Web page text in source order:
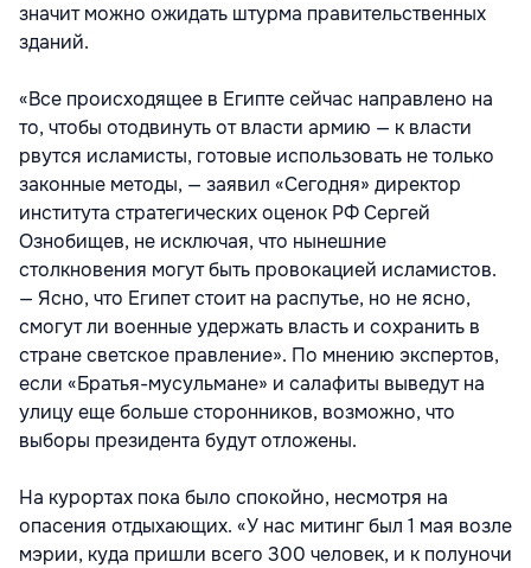
значит можно ожидать штурма правительственных
зданий.
«Все происходящее в Египте сейчас направлено на
то, чтобы отодвинуть от власти армию — к власти
рвутся исламисты, готовые использовать не только
законные методы, — заявил «Сегодня» директор
института стратегических оценок РФ Сергей
Ознобищев, не исключая, что нынешние
столкновения могут быть провокацией исламистов.
— Ясно, что Египет стоит на распутье, но не ясно,
смогут ли военные удержать власть и сохранить в
стране светское правление». По мнению экспертов,
если «Братья-мусульмане» и салафиты выведут на
улицу еще больше сторонников, возможно, что
выборы президента будут отложены.
На курортах пока было спокойно, несмотря на
опасения отдыхающих. «У нас митинг был 1 мая возле
мэрии, куда пришли всего 300 человек, и к полуночи